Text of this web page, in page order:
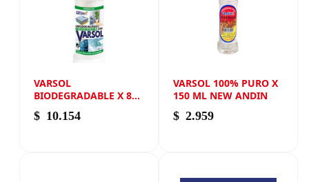
VARSOL
BIODEGRADABLE X 800
ML NEW ANDIN
$ 10.154
VARSOL 100% PURO X
150 ML NEW ANDIN
$ 2.959